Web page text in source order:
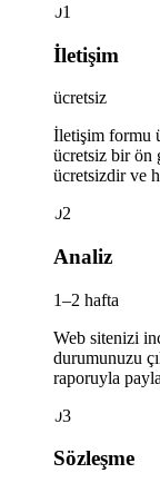
01
İletişim
ücretsiz
İletişim formu
ücretsiz bir ön
ücretsizdir ve
02
Analiz
1–2 hafta
Web sitenizi
durumunuzu
raporuyla
03
Sözleşme